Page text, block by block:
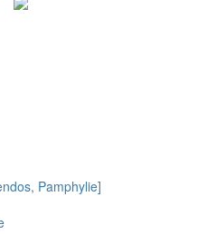
Pamphylie]